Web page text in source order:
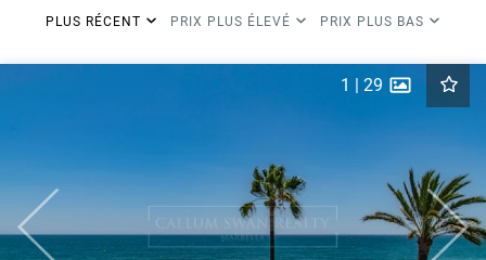
PLUS RÉCENT PRIX PLUS ÉLEVÉ PRIX PLUS BAS
Previous Next
1 | 29